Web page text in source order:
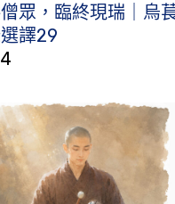
眾，臨終現瑞｜烏萇
譯29